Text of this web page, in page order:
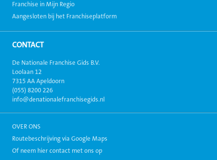
Franchise in Mijn Regio
Aangesloten bij het Franchiseplatform
CONTACT
De Nationale Franchise Gids B.V.
Loolaan 12
7315 AA Apeldoorn
(055) 8200 226
info@denationalefranchisegids.nl
OVER ONS
Routebeschrijving via Google Maps
Of neem hier contact met ons op